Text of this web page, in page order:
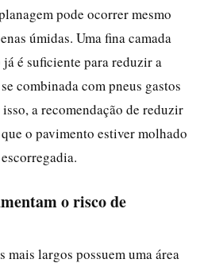
pode ocorrer mesmo
úmidas. Uma fina camada
é suficiente para reduzir a
combinada com pneus gastos
a recomendação de reduzir
o pavimento estiver molhado
o risco de
mais largos possuem uma área